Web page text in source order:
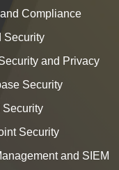
Compliance
Security
and Privacy
Security
Security
Security
and SIEM